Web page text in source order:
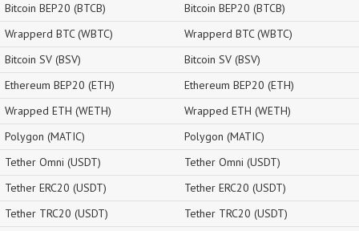
Bitcoin BEP20 (BTCB)
Wrapperd BTC (WBTC)
Bitcoin SV (BSV)
Ethereum BEP20 (ETH)
Wrapped ETH (WETH)
Polygon (MATIC)
Tether Omni (USDT)
Tether ERC20 (USDT)
Tether TRC20 (USDT)
Bitcoin BEP20 (BTCB)
Wrapperd BTC (WBTC)
Bitcoin SV (BSV)
Ethereum BEP20 (ETH)
Wrapped ETH (WETH)
Polygon (MATIC)
Tether Omni (USDT)
Tether ERC20 (USDT)
Tether TRC20 (USDT)